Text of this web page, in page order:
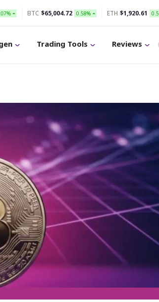
0.58% ETH $1,920.61 0.51% SOL $76.16
Trading Tools Reviews